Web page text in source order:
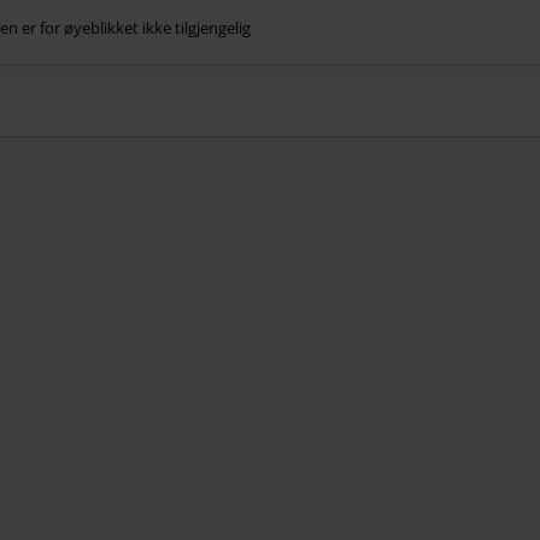
er for øyeblikket ikke tilgjengelig